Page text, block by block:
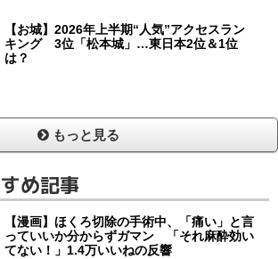
【お城】2026年上半期“人気”アクセスラン
キング 3位「松本城」…東日本2位＆1位
は？
もっと見る
め記事
【漫画】ほくろ切除の手術中、「痛い」と言
っていいか分からずガマン 「それ麻酔効い
てない！」1.4万いいねの反響